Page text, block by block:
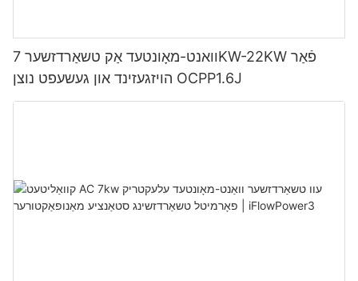
וואנט-מאָונטעד אַק טשאַרדזשער 7KW-22KW פֿאַר
הויזגעזינד און געשעפט נוצן OCPP1.6J